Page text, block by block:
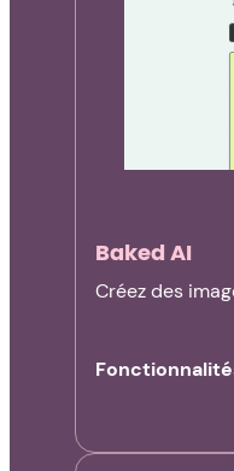
Baked AI
Créez des